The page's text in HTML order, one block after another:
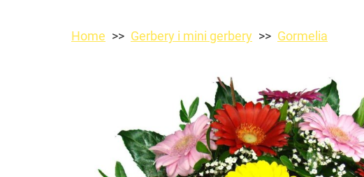
Home Gerbery i mini gerbery Gormelia